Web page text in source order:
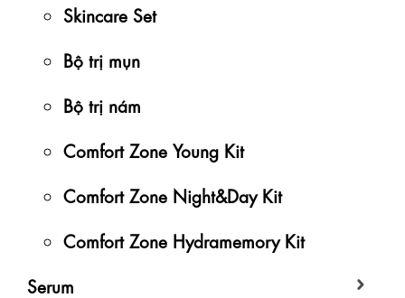
Skincare Set
Bộ trị mụn
Bộ trị nám
Comfort Zone Young Kit
Comfort Zone Night&Day Kit
Comfort Zone Hydramemory Kit
Serum